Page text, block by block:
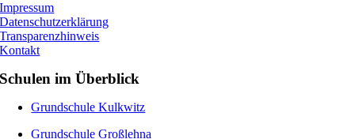
Impressum
Datenschutzerklärung
Transparenzhinweis
Kontakt
Schulen im Überblick
Grundschule Kulkwitz
Grundschule Großlehna